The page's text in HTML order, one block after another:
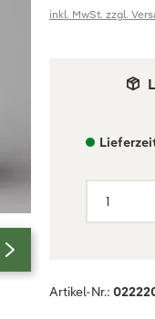
inkl. MwSt. zzgl.
Artikel-Nr.: